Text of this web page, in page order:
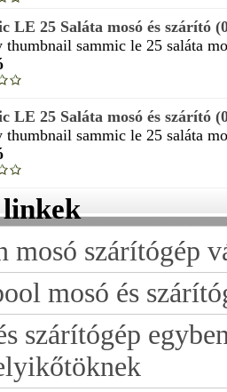
LE 25 Saláta mosó és szárító
thumbnail sammic le 25 saláta
LE 25 Saláta mosó és szárító
thumbnail sammic le 25 saláta
mosó szárítógép
mosó és
szárítógép